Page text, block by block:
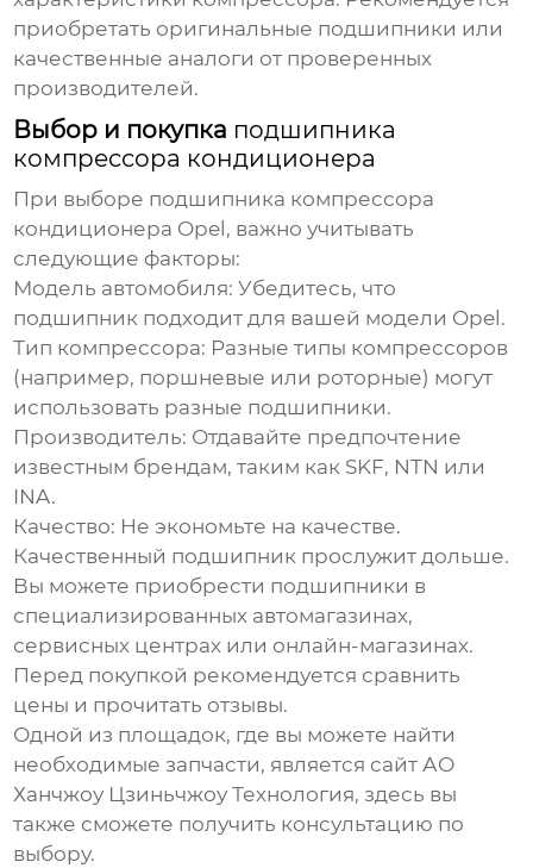
приобретать оригинальные подшипники или
качественные аналоги от проверенных
производителей.
Выбор и покупка подшипника
компрессора кондиционера
При выборе подшипника компрессора
кондиционера Opel , важно учитывать
следующие факторы:
Модель автомобиля: Убедитесь, что
подшипник подходит для вашей модели Opel.
Тип компрессора: Разные типы компрессоров
(например, поршневые или роторные) могут
использовать разные подшипники.
Производитель: Отдавайте предпочтение
известным брендам, таким как SKF, NTN или
INA.
Качество: Не экономьте на качестве.
Качественный подшипник прослужит дольше.
Вы можете приобрести подшипники в
специализированных автомагазинах,
сервисных центрах или онлайн-магазинах.
Перед покупкой рекомендуется сравнить
цены и прочитать отзывы.
Одной из площадок, где вы можете найти
необходимые запчасти, является сайтАО
Ханчжоу Цзиньчжоу Технология, здесь вы
также сможете получить консультацию по
выбору.